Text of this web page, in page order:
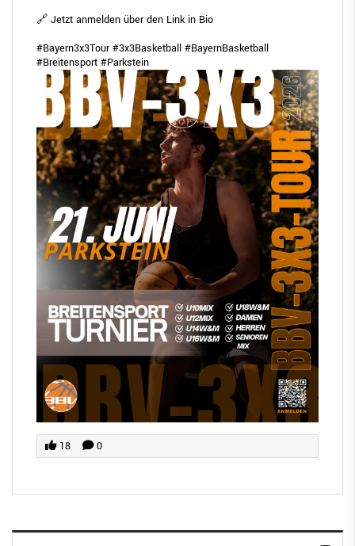
🔗 Jetzt anmelden über den Link in Bio
#Bayern3x3Tour #3x3Basketball #BayernBasketball
#Breitensport #Parkstein
18 0